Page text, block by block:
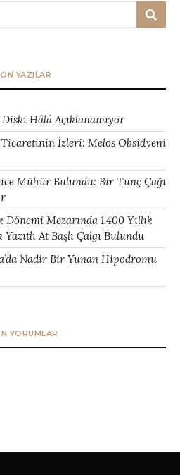
YAZILAR
Diski Hâlâ Açıklanamıyor
Ticaretinin İzleri: Melos Obsidyeni
Mühür Bulundu: Bir Tunç Çağı
Mezarında 1.400 Yıllık
At Başlı Çalgı Bulundu
Nadir Bir Yunan Hipodromu
YORUMLAR